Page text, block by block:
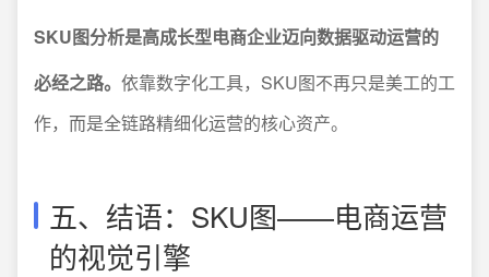
SKU图分析是高成长型电商企业迈向数据驱动运营的
必经之路。 依靠数字化工具，SKU图不再只是美工的工
作，而是全链路精细化运营的核心资产。
五、结语：SKU图——电商运营
的视觉引擎